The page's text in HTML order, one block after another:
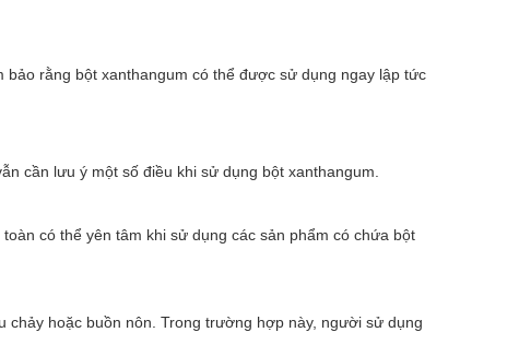
rằng bột xanthangum có thể được sử dụng ngay lập tức
cần lưu ý một số điều khi sử dụng bột xanthangum.
có thể yên tâm khi sử dụng các sản phẩm có chứa bột
hoặc buồn nôn. Trong trường hợp này, người sử dụng